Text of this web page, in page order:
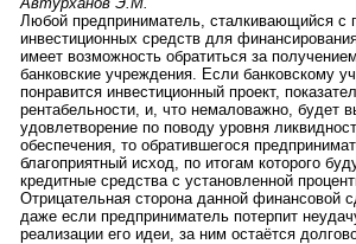
Любой предприниматель, сталкивающийся с
инвестиционных средств для финансирования
имеет возможность обратиться за
банковские учреждения. Если банковскому
понравится инвестиционный проект,
рентабельности, и, что немаловажно, будет
удовлетворение по поводу уровня
обеспечения, то обратившегося
благоприятный исход, по итогам которого
кредитные средства с установленной
Отрицательная сторона данной финансовой
даже если предприниматель потерпит
реализации его идеи, за ним остаётся